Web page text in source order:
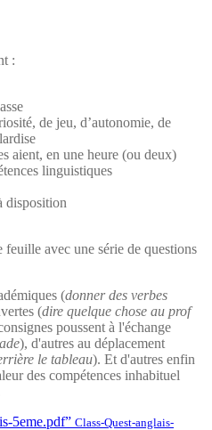
:
de jeu, d’autonomie, de
aient, en une heure (ou deux)
linguistiques
disposition
feuille avec une série de questions
(donner des verbes
(dire quelque chose au prof
poussent à l'échange
), d'autres au déplacement
le tableau). Et d'autres enfin
des compétences inhabituel
5eme.pdf” Class-Quest-anglais-